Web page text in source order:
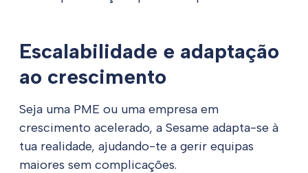
Escalabilidade e adaptação
ao crescimento
Seja uma PME ou uma empresa em
crescimento acelerado, a Sesame adapta-se à
tua realidade, ajudando-te a gerir equipas
maiores sem complicações.